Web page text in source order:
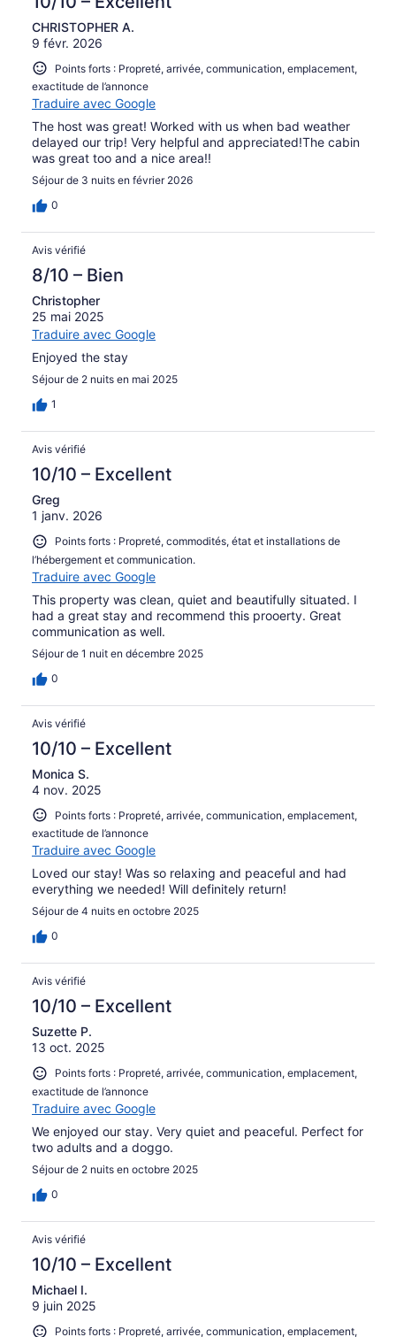
CHRISTOPHER A.
9 févr. 2026
Points forts : Propreté, arrivée, communication, emplacement,
exactitude de l’annonce
Traduire avec Google
The host was great! Worked with us when bad weather
delayed our trip! Very helpful and appreciated!The cabin
was great too and a nice area!!
Séjour de 3 nuits en février 2026
0
Avis vérifié
8/10 – Bien
Christopher
25 mai 2025
Traduire avec Google
Enjoyed the stay
Séjour de 2 nuits en mai 2025
1
Avis vérifié
10/10 – Excellent
Greg
1 janv. 2026
Points forts : Propreté, commodités, état et installations de
l’hébergement et communication.
Traduire avec Google
This property was clean, quiet and beautifully situated. I
had a great stay and recommend this prooerty. Great
communication as well.
Séjour de 1 nuit en décembre 2025
0
Avis vérifié
10/10 – Excellent
Monica S.
4 nov. 2025
Points forts : Propreté, arrivée, communication, emplacement,
exactitude de l’annonce
Traduire avec Google
Loved our stay! Was so relaxing and peaceful and had
everything we needed! Will definitely return!
Séjour de 4 nuits en octobre 2025
0
Avis vérifié
10/10 – Excellent
Suzette P.
13 oct. 2025
Points forts : Propreté, arrivée, communication, emplacement,
exactitude de l’annonce
Traduire avec Google
We enjoyed our stay. Very quiet and peaceful. Perfect for
two adults and a doggo.
Séjour de 2 nuits en octobre 2025
0
Avis vérifié
10/10 – Excellent
Michael I.
9 juin 2025
Points forts : Propreté, arrivée, communication, emplacement,